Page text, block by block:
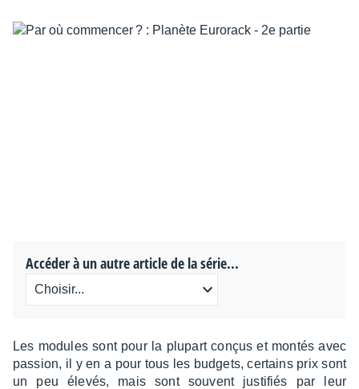
Accéder à un autre article de la série...
Les modules sont pour la plupart conçus et montés avec
passion, il y en a pour tous les budgets, certains prix sont
un peu élevés, mais sont souvent justi­fiés par leur